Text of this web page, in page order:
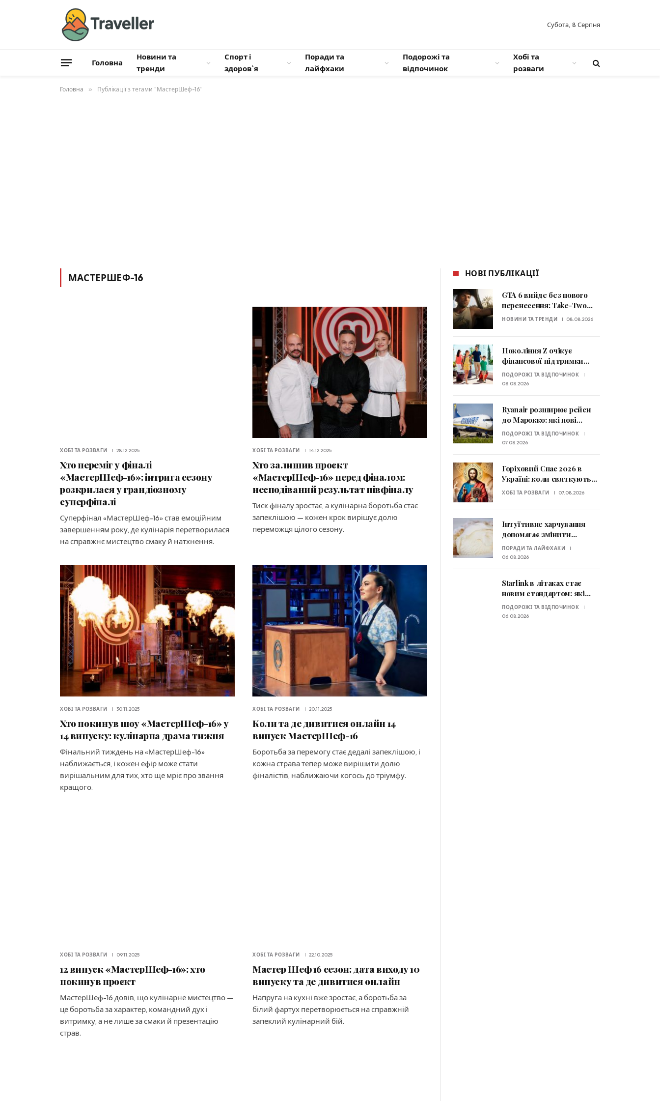
Субота, 8 Серпня
Головна
Новини та
тренди
Спорт і
здоров`я
Поради та
лайфхаки
Подорожі та
відпочинок
Хобі та
розваги
Головна » Публікації з тегами "МастерШеф-16"
МАСТЕРШЕФ-16
ХОБІ ТА РОЗВАГИ 28.12.2025
Хто переміг у фіналі
«МастерШеф-16»: інтрига сезону
розкрилася у грандіозному
суперфіналі
Суперфінал «МастерШеф-16» став емоційним
завершенням року, де кулінарія перетворилася
на справжнє мистецтво смаку й натхнення.
ХОБІ ТА РОЗВАГИ 14.12.2025
Хто залишив проєкт
«МастерШеф-16» перед фіналом:
несподіваний результат півфіналу
Тиск фіналу зростає, а кулінарна боротьба стає
запеклішою — кожен крок вирішує долю
переможця цілого сезону.
ХОБІ ТА РОЗВАГИ 30.11.2025
Хто покинув шоу «МастерШеф-16» у
14 випуску: кулінарна драма тижня
Фінальний тиждень на «МастерШеф-16»
наближається, і кожен ефір може стати
вирішальним для тих, хто ще мріє про звання
кращого.
ХОБІ ТА РОЗВАГИ 20.11.2025
Коли та де дивитися онлайн 14
випуск МастерШеф-16
Боротьба за перемогу стає дедалі запеклішою, і
кожна страва тепер може вирішити долю
фіналістів, наближаючи когось до тріумфу.
ХОБІ ТА РОЗВАГИ 09.11.2025
12 випуск «МастерШеф-16»: хто
покинув проєкт
МастерШеф-16 довів, що кулінарне мистецтво —
це боротьба за характер, командний дух і
витримку, а не лише за смаки й презентацію
страв.
ХОБІ ТА РОЗВАГИ 22.10.2025
Мастер Шеф 16 сезон: дата виходу 10
випуску та де дивитися онлайн
Напруга на кухні вже зростає, а боротьба за
білий фартух перетворюється на справжній
запеклий кулінарний бій.
НОВІ ПУБЛІКАЦІЇ
GTA 6 вийде без нового
перенесення: Take-Two
підтвердила дату релізу
НОВИНИ ТА ТРЕНДИ 08.08.2026
Покоління Z очікує
фінансової підтримки
батьків: хто платить за
відпустку
ПОДОРОЖІ ТА ВІДПОЧИНОК
08.08.2026
Ryanair розширює рейси
до Марокко: які нові
маршрути відкриють
узимку 2026–2027
ПОДОРОЖІ ТА ВІДПОЧИНОК
07.08.2026
Горіховий Спас 2026 в
Україні: коли святкують
та які традиції потрібно
ХОБІ ТА РОЗВАГИ 07.08.2026
Інтуїтивне харчування
допомагає змінити
ставлення до їжі: які
принципи радять
ПОРАДИ ТА ЛАЙФХАКИ
06.08.2026
Starlink в літаках стає
новим стандартом: які
авіакомпанії вже
пропонують супутниковий
ПОДОРОЖІ ТА ВІДПОЧИНОК
06.08.2026